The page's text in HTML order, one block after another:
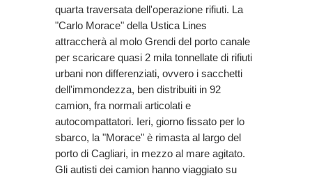
quarta traversata dell'operazione rifiuti. La
"Carlo Morace" della Ustica Lines
attraccherà al molo Grendi del porto canale
per scaricare quasi 2 mila tonnellate di rifiuti
urbani non differenziati, ovvero i sacchetti
dell'immondezza, ben distribuiti in 92
camion, fra normali articolati e
autocompattatori. Ieri, giorno fissato per lo
sbarco, la "Morace" è rimasta al largo del
porto di Cagliari, in mezzo al mare agitato.
Gli autisti dei camion hanno viaggiato su